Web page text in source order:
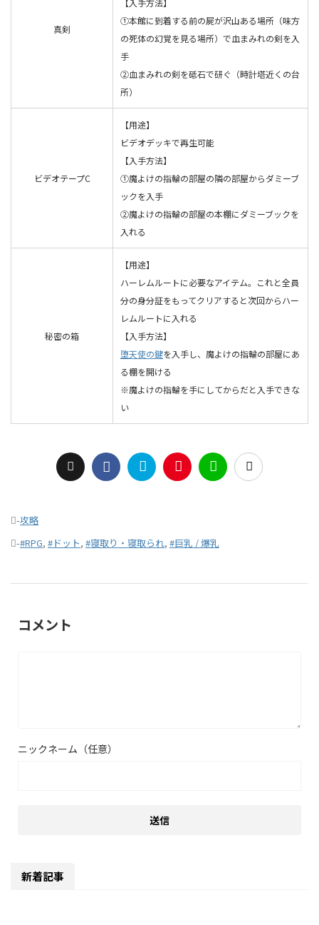
真剣
【入手方法】
①本館に到着する前の屍が沢山ある場所（味方
の死体の幻覚を見る場所）で血まみれの剣を入
手
②血まみれの剣を砥石で研ぐ（時計塔近くの台
所）
ビデオテープC
【用途】
ビデオデッキで再生可能
【入手方法】
①魔よけの指輪の部屋の隣の部屋からダミーブ
ックを入手
②魔よけの指輪の部屋の本棚にダミーブックを
入れる
秘密の箱
【用途】
ハーレムルートに必要なアイテム。これと全員
分の身分証をもってクリアすると次回からハー
レムルートに入れる
【入手方法】
堕天使の鍵を入手し、魔よけの指輪の部屋にあ
る棚を開ける
※魔よけの指輪を手にしてからだと入手できな
い
-攻略
-#RPG, #ドット, #寝取り・寝取られ, #巨乳 / 爆乳
コメント
ニックネーム（任意）
新着記事